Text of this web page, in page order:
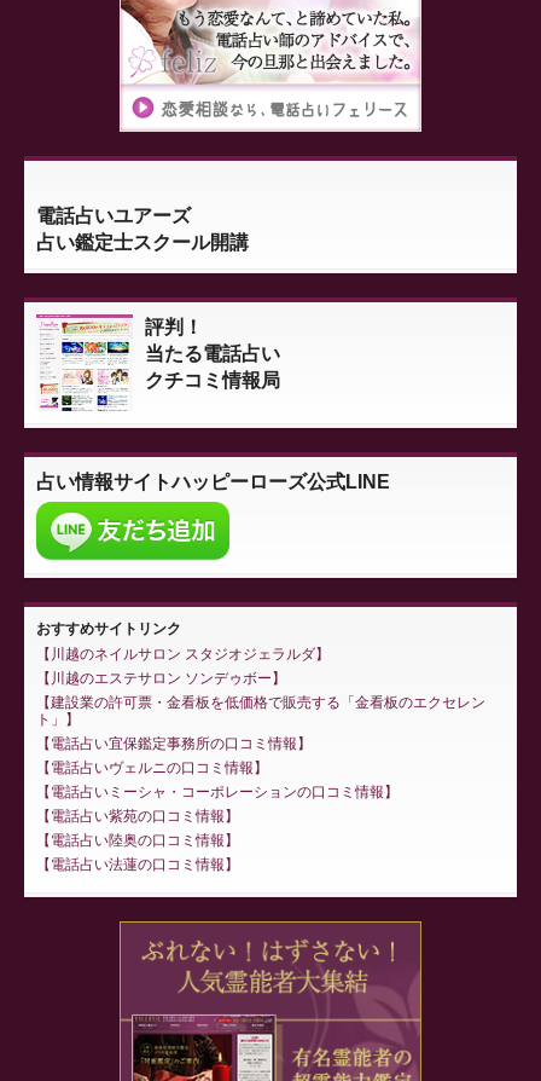
電話占いユアーズ
占い鑑定士スクール開講
評判！
当たる電話占い
クチコミ情報局
占い情報サイトハッピーローズ公式LINE
おすすめサイトリンク
川越のネイルサロン スタジオジェラルダ
川越のエステサロン ソンデゥボー
建設業の許可票・金看板を低価格で販売する「金看板のエクセレン
ト」
電話占い宜保鑑定事務所の口コミ情報
電話占いヴェルニの口コミ情報
電話占いミーシャ・コーポレーションの口コミ情報
電話占い紫苑の口コミ情報
電話占い陸奥の口コミ情報
電話占い法蓮の口コミ情報